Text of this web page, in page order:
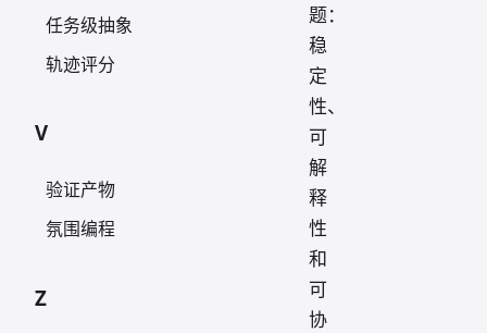
任务级抽象
轨迹评分
V
验证产物
氛围编程
Z
题：
稳
定
性、
可
解
释
性
和
可
协